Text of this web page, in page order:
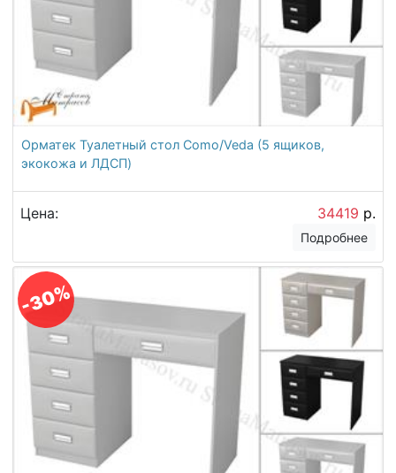
Орматек Туалетный стол Como/Veda (5 ящиков,
экокожа и ЛДСП)
Цена: 34419 р.
Подробнее
-30%